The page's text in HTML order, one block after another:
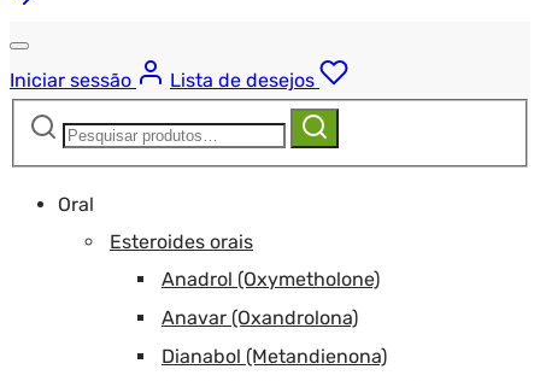
Iniciar sessão
Lista de desejos
Pesquisar
Pesquisa
Oral
Esteroides orais
Anadrol (Oxymetholone)
Anavar (Oxandrolona)
Dianabol (Metandienona)